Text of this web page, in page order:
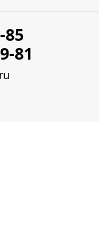
85
81